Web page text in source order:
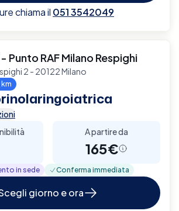
chiama il 051 3542049
Punto RAF Milano Respighi
2 - 20122 Milano
A partire da
165€
in sede Conferma immediata
giorno e ora